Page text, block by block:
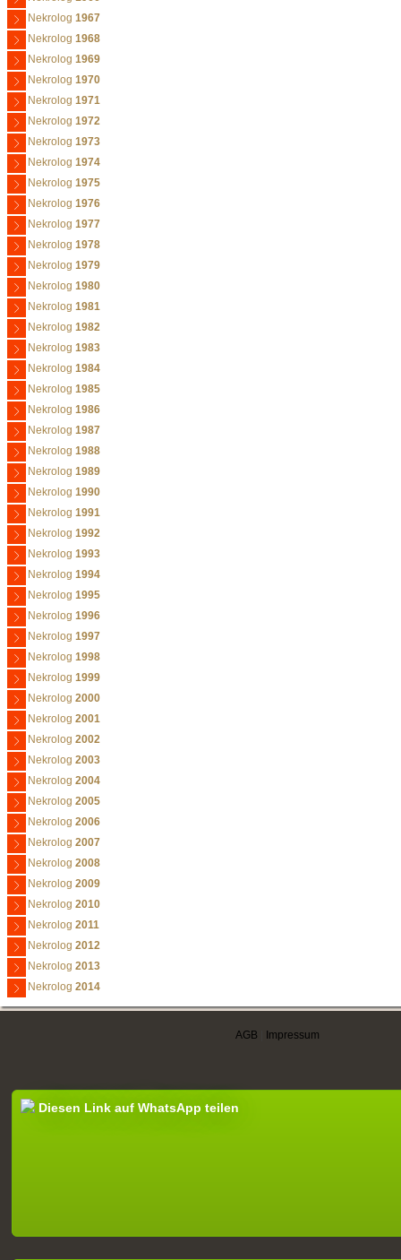
Nekrolog 1967
Nekrolog 1968
Nekrolog 1969
Nekrolog 1970
Nekrolog 1971
Nekrolog 1972
Nekrolog 1973
Nekrolog 1974
Nekrolog 1975
Nekrolog 1976
Nekrolog 1977
Nekrolog 1978
Nekrolog 1979
Nekrolog 1980
Nekrolog 1981
Nekrolog 1982
Nekrolog 1983
Nekrolog 1984
Nekrolog 1985
Nekrolog 1986
Nekrolog 1987
Nekrolog 1988
Nekrolog 1989
Nekrolog 1990
Nekrolog 1991
Nekrolog 1992
Nekrolog 1993
Nekrolog 1994
Nekrolog 1995
Nekrolog 1996
Nekrolog 1997
Nekrolog 1998
Nekrolog 1999
Nekrolog 2000
Nekrolog 2001
Nekrolog 2002
Nekrolog 2003
Nekrolog 2004
Nekrolog 2005
Nekrolog 2006
Nekrolog 2007
Nekrolog 2008
Nekrolog 2009
Nekrolog 2010
Nekrolog 2011
Nekrolog 2012
Nekrolog 2013
Nekrolog 2014
AGB Impressum
Diesen Link auf WhatsApp teilen